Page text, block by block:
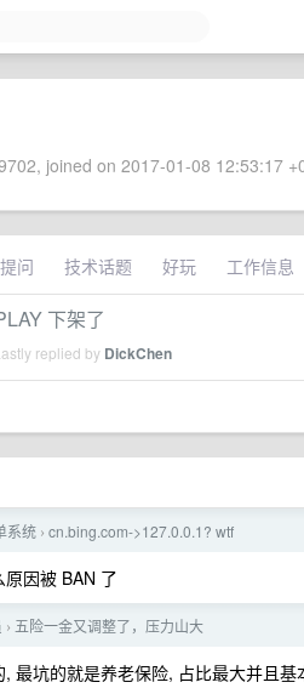
joined on 2017-01-08 12:53:17
提问 技术话题 好玩 工作信息
下架了
replied by DickChen
系统 › cn.bing.com->127.0.0.1? wtf
因被 BAN 了
› 五险一金又调整了，压力山大
最坑的就是养老保险, 占比最大并且